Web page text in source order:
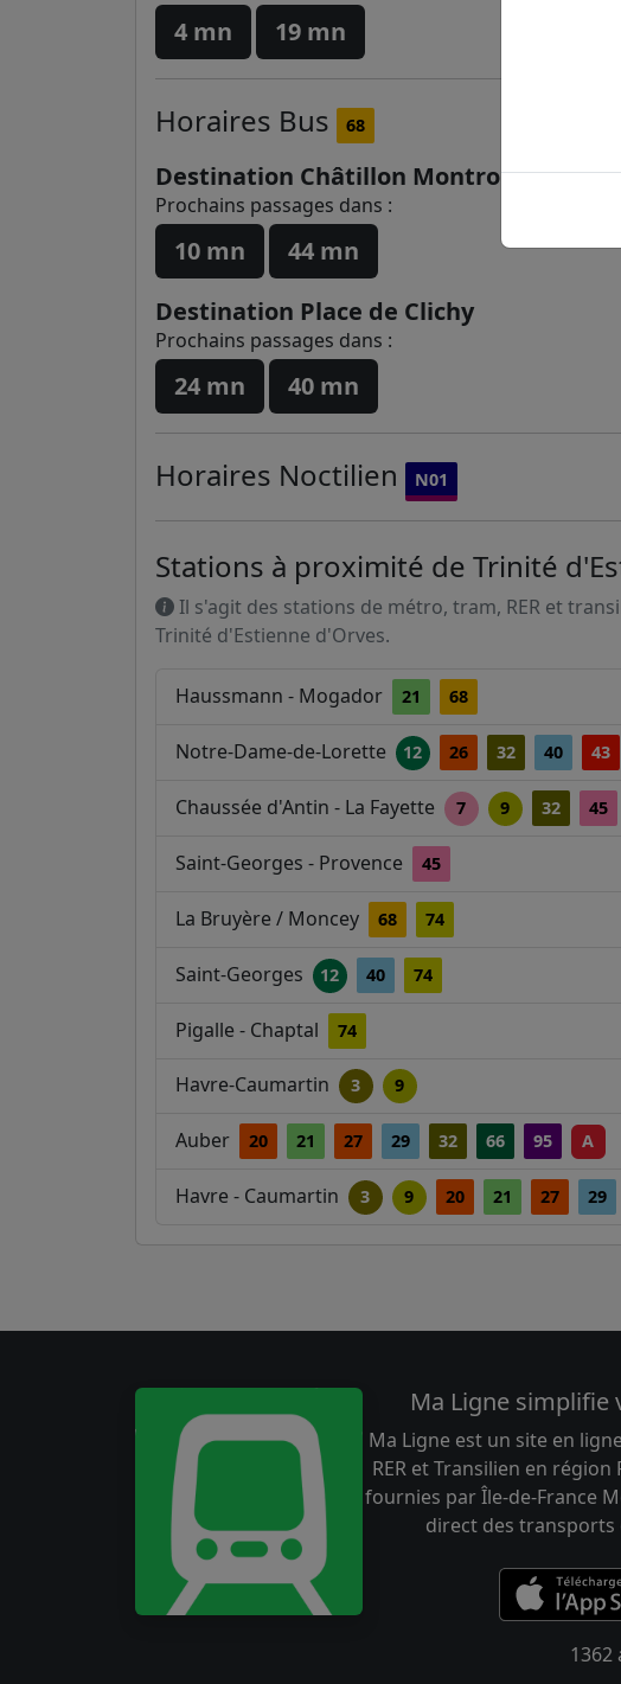
4 mn 19 mn
Horaires Bus 68
Destination Châtillon Montrouge
Prochains passages dans :
10 mn
44 mn
Destination Place de Clichy
Prochains passages dans :
24 mn 40 mn
Horaires Noctilien N01
Stations à proximité de Trinité
Il s'agit des stations de métro, tram, RER et
Trinité d'Estienne d'Orves.
Haussmann - Mogador 21 68
Notre-Dame-de-Lorette 12 26 32 40 43
Chaussée d'Antin - La Fayette 7 9 32 45
Saint-Georges - Provence 45
La Bruyère / Moncey 68 74
Saint-Georges 12 40 74
Pigalle - Chaptal 74
Havre-Caumartin 3 9
Auber 20 21 27 29 32 66 95 A
Havre - Caumartin 3 9 20 21 27 29
Ma Ligne simplifie
Ma Ligne est un site en
RER et Transilien en
fournies par Île-de-France
direct des transports
1362